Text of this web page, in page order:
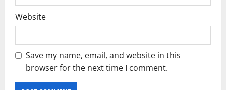
Website
Save my name, email, and website in this
browser for the next time I comment.